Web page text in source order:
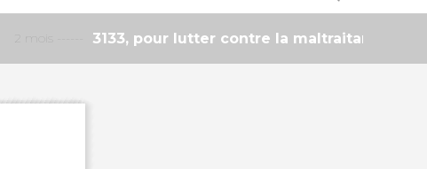
3133, pour lutter contre la maltraitance des